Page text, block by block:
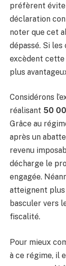
préfèrent
déclaration
noter que cet
dépassé. Si
excèdent cette
plus
Considérons
réalisant 50
Grâce au
après un
revenu
décharge le
engagée.
atteignent plus
basculer vers
fiscalité.
Pour mieux
à ce régime, il